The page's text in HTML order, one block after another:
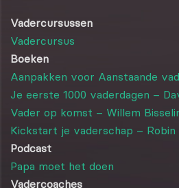
Vadercursussen
Vadercursus
Boeken
Aanpakken voor Aanstaande
Je eerste 1000 vaderdagen –
Vader op komst – Willem
Kickstart je vaderschap – Robin
Podcast
Papa moet het doen
Vadercoaches